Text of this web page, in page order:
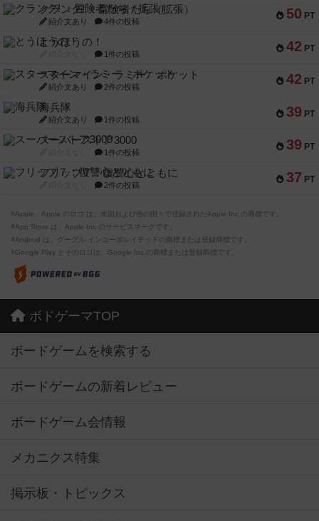
50 PT
クランク! ：冒険者たち（拡張）
紹介文あり 4件の投稿
42 PT
とうほうの！
1件の投稿
42 PT
スターマイン・ラミー ポケット
紹介文あり 2件の投稿
39 PT
海兵隊
紹介文あり 1件の投稿
39 PT
スーパーストア3000
1件の投稿
37 PT
フリップ７：復讐心とともに
2件の投稿
※Apple、Apple のロゴ は、米国および他の国々で登録されたApple Inc.の商標です。
※App Store は、Apple Inc.のサービスマークです。
※Android は、グーグル インコーポレイテッドの商標または登録商標です。
※Google Play とそのロゴは、Google Inc.の商標または登録商標です。
ボドゲーマTOP
ボードゲームを検索する
ボードゲームの新着レビュー
ボードゲーム会情報
メカニクス特集
掲示板・トピックス